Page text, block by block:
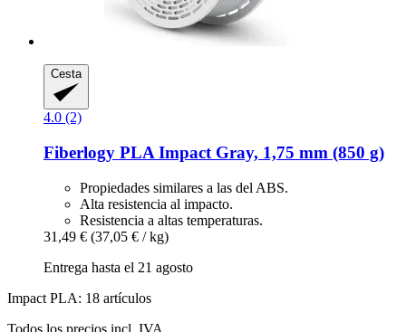
Cesta
4.0 (2)
Fiberlogy PLA Impact Gray, 1,75 mm (850 g)
Propiedades similares a las del ABS.
Alta resistencia al impacto.
Resistencia a altas temperaturas.
31,49 € (37,05 € / kg)
Entrega hasta el 21 agosto
Impact PLA: 18 artículos
Todos los precios incl. IVA